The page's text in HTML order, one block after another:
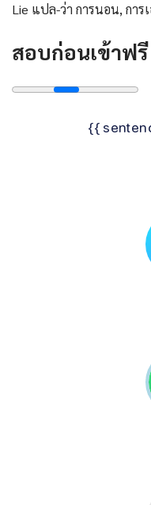
Lie แปล-ว่า การนอน, การ
สอบก่อนเข้าฟรี
{{